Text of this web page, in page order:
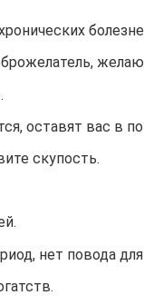
оставят вас в
скупость.
нет повода